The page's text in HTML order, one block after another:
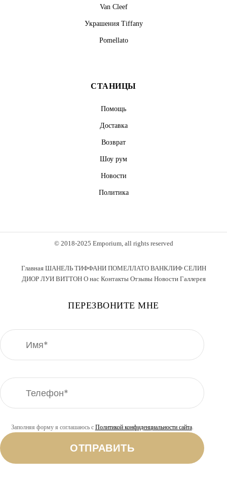
Van Cleef
Украшения Tiffany
Pomellato
СТАНИЦЫ
Помощь
Доставка
Возврат
Шоу рум
Новости
Политика
© 2018-2025 Emporium, all rights reserved
Главная ШАНЕЛЬ ТИФФАНИ ПОМЕЛЛАТО ВАНКЛИФ СЕЛИН
ДИОР ЛУИ ВИТТОН О нас Контакты Отзывы Новости Галлерея
ПЕРЕЗВОНИТЕ МНЕ
Заполняя форму я соглашаюсь с Политикой конфиденциальности сайта.
ОТПРАВИТЬ